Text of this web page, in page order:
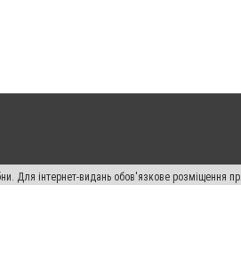
Для інтернет-видань обов'язкове розміщення